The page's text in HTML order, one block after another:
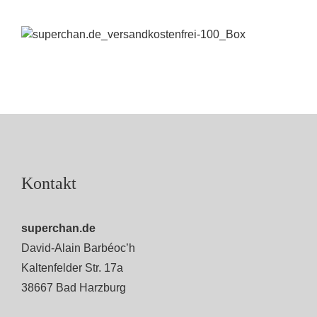
Kontakt
superchan.de
David-Alain Barbéoc’h
Kaltenfelder Str. 17a
38667 Bad Harzburg